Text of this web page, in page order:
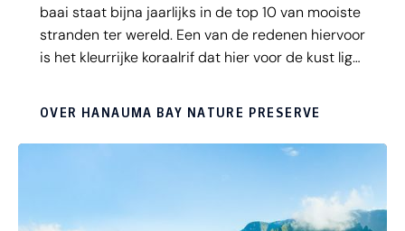
baai staat bijna jaarlijks in de top 10 van mooiste
stranden ter wereld. Een van de redenen hiervoor
is het kleurrijke koraalrif dat hier voor de kust ligt.
OVER HANAUMA BAY NATURE PRESERVE